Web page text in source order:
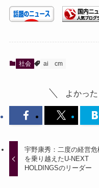
社会 ai cm
よかっ
宇野康秀：二度の経営危
を乗り越えたU-NEXT
HOLDINGSのリーダー